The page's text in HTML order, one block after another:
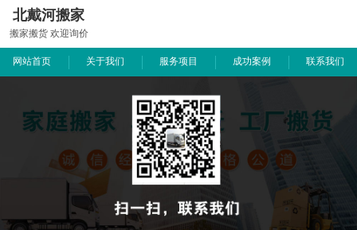
北戴河搬家
搬家搬货 欢迎询价
网站首页 关于我们 服务项目 成功案例 联系我们